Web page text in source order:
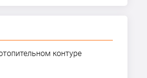
контуре